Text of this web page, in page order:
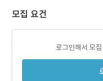
모집 요건
로그인해서 모